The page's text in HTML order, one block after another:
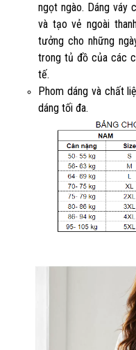
ngọt ngào. Dáng váy
và tạo vẻ ngoài
tưởng cho những
trong tủ đồ của các
tế.
Phom dáng và chất
dáng tối đa.